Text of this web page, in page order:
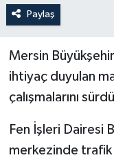
Paylaş
Mersin
ihtiyaç duyulan
çalışmalarını
Fen İşleri Dairesi
merkezinde trafik
YEREL